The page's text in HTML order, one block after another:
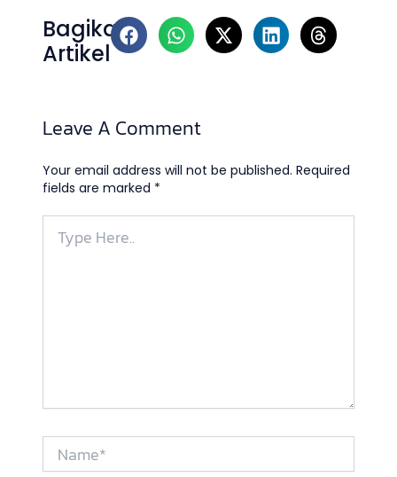
Bagikan
Artikel
Leave A Comment
Your email address will not be published. Required
fields are marked *
Here..
Name*